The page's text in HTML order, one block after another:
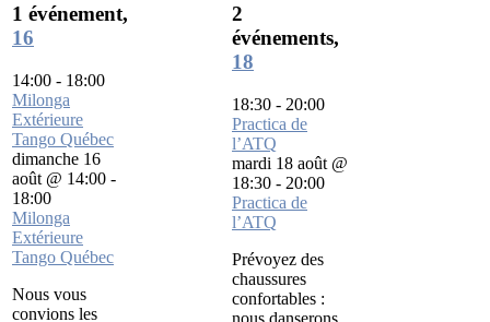
1 événement,
16
14:00 - 18:00
Milonga
Extérieure
Tango Québec
dimanche 16
août @ 14:00 -
18:00
Milonga
Extérieure
Tango Québec
Nous vous
convions les
2
événements,
18
18:30 - 20:00
Practica de
l’ATQ
mardi 18 août @
18:30 - 20:00
Practica de
l’ATQ
Prévoyez des
chaussures
confortables :
nous danserons